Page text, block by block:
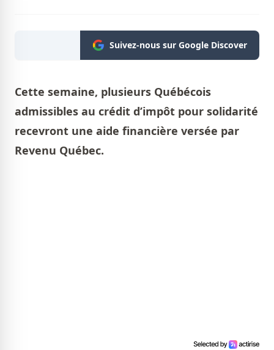
Suivez-nous sur Google Discover
Cette semaine, plusieurs Québécois
admissibles au crédit d’impôt pour solidarité
recevront une aide financière versée par
Revenu Québec.